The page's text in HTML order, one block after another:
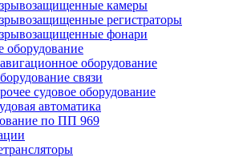
камеры
регистраторы
фонари
оборудование
оборудование
связи
судовое оборудование
автоматика
по ПП 969